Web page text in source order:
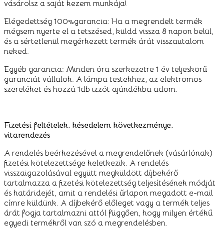
vásárolsz a saját kezem munkája!
Elégedettség 100%garancia: Ha a megrendelt termék
mégsem nyerte el a tetszésed, küldd vissza 8 napon belül,
és a sértetlenül megérkezett termék árát visszautalom
neked.
Egyéb garancia: Minden óra szerkezetre 1 év teljeskörű
garanciát vállalok. A lámpa testekhez, az elektromos
szereléket és hozzá 1db izzót ajándékba adom.
Fizetési feltételek, késedelem következménye,
vitarendezés
A rendelés beérkezésével a megrendelőnek (vásárlónak)
fizetési kötelezettsége keletkezik. A rendelés
visszaigazolásával együtt megküldött díjbekérő
tartalmazza a fizetési kötelezettség teljesítésének módját
és határidejét, amit a rendelési űrlapon megadott e-mail
címre küldünk. A díjbekérő előleget vagy a termék teljes
árát fogja tartalmazni attól függően, hogy milyen értékű
egyedi termékről van szó a megrendelésben.